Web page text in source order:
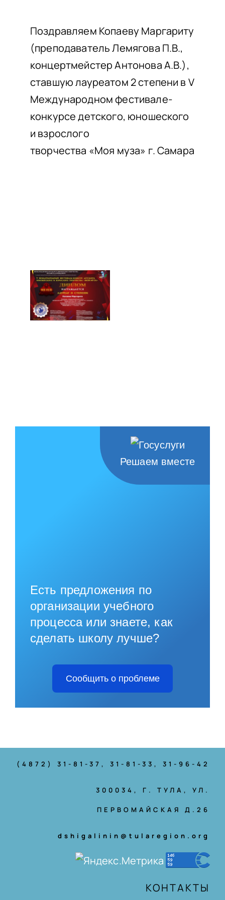
О ПРИЕМЕ
ОБУЧАЮЩИМСЯ
СВЕДЕНИЯ ОБ ОО
КОНТАКТЫ
Поздравляем Копаеву Маргариту
(преподаватель Лемягова П.В.,
концертмейстер Антонова А.В.),
ставшую лауреатом 2 степени в V
Международном фестивале-
конкурсе детского, юношеского
и взрослого
творчества «Моя муза» г. Самара
Решаем вместе
Есть предложения по
организации учебного
процесса или знаете, как
сделать школу лучше?
Сообщить о проблеме
(4872) 31-81-37, 31-81-33, 31-96-42
300034, Г. ТУЛА, УЛ.
ПЕРВОМАЙСКАЯ Д.26
dshigalinin@tularegion.org
КОНТАКТЫ